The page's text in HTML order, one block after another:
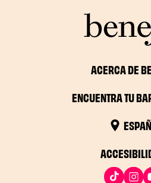
ACERCA DE
ENCUENTRA TU